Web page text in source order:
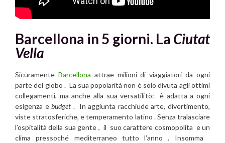
Barcellona in 5 giorni. La Ciutat
Vella
Sicuramente Barcellona attrae milioni di viaggiatori da ogni
parte del globo . La sua popolarità non è solo divuta agli ottimi
collegamenti, ma anche alla sua versatilitò: è adatta a ogni
esigenza ebudget . In aggiunta racchiude arte, divertimento,
viste stratosferiche, e temperamento latino . Senza tralasciare
l’ospitalità della sua gente , il suo carattere cosmopolita e un
clima pressoché mediterraneo tutto l’anno . Insomma